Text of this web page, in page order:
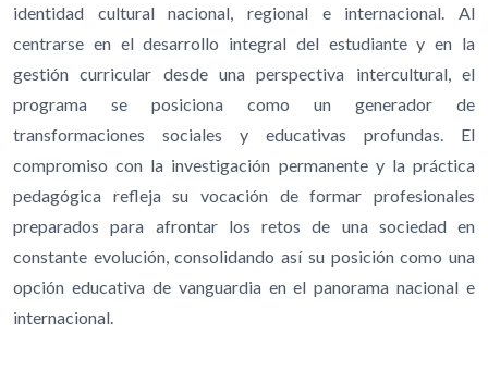
identidad cultural nacional, regional e internacional. Al
centrarse en el desarrollo integral del estudiante y en la
gestión curricular desde una perspectiva intercultural, el
programa se posiciona como un generador de
transformaciones sociales y educativas profundas. El
compromiso con la investigación permanente y la práctica
pedagógica refleja su vocación de formar profesionales
preparados para afrontar los retos de una sociedad en
constante evolución, consolidando así su posición como una
opción educativa de vanguardia en el panorama nacional e
internacional.